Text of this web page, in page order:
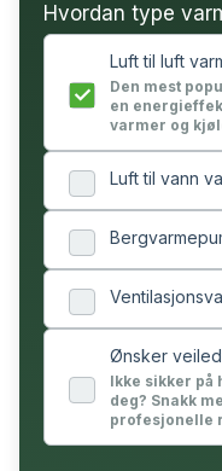
Hvordan type
Luft til luft
Den mest
en
varmer og
Luft til vann
Ønsker
Ikke sikker på
deg? Snakk
profesjonelle